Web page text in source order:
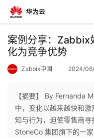
返
回
个
案例分享：Zabbix
化为竞争优势
Zabbix中国 2024/
【摘要】 By Fernanda
中，变化以越来越快和
知与行为，迫使零售商
StoneCo 集团旗下的一